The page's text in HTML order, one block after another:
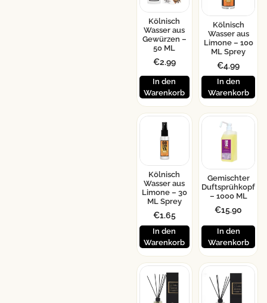
Kölnisch
Wasser aus
Gewürzen –
50 ML
€2.99
In den
Warenkorb
Kölnisch
Wasser aus
Limone – 100
ML Sprey
€4.99
In den
Warenkorb
Kölnisch
Wasser aus
Limone – 30
ML Sprey
€1.65
In den
Warenkorb
Gemischter
Duftsprühkopf
– 1000 ML
€15.90
In den
Warenkorb